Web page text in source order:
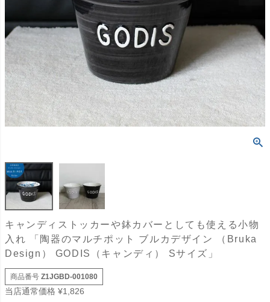
キャンディストッカーや鉢カバーとしても使える小物
入れ 「陶器のマルチポット ブルカデザイン （Bruka
Design） GODIS（キャンディ） Sサイズ」
商品番号 Z1JGBD-001080
当店通常価格 ¥1,826